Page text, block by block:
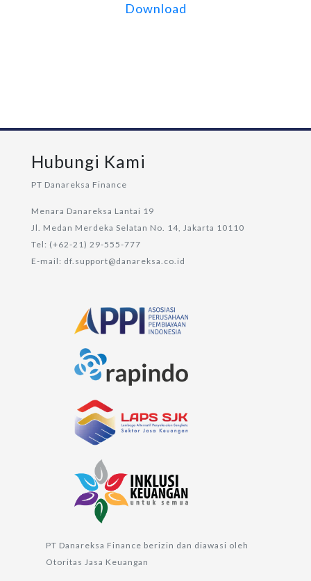
Download
Hubungi Kami
PT Danareksa Finance
Menara Danareksa Lantai 19
Jl. Medan Merdeka Selatan No. 14, Jakarta 10110
Tel: (+62-21) 29-555-777
E-mail: df.support@danareksa.co.id
PT Danareksa Finance berizin dan diawasi oleh
Otoritas Jasa Keuangan